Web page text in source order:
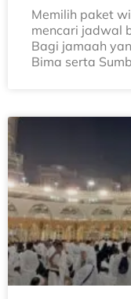
Memilih paket
mencari jadwal
Bagi jamaah
Bima serta